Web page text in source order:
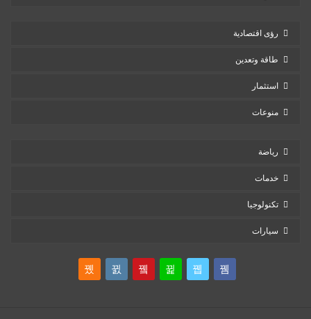
رؤى اقتصادية
طاقة وتعدين
استثمار
منوعات
رياضة
خدمات
تكنولوجيا
سيارات